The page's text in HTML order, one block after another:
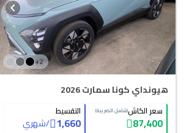
2
+
هيونداي كونا سمارت 2026
سعر الكاش(شامل الضريبة)
87,400
التقسيط
1,660
/شهري